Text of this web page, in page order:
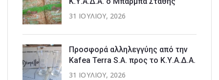
31 ΙΟΥΛΊΟΥ, 2026
Προσφορά αλληλεγγύης από την
Kafea Terra S.A. προς το Κ.Υ.Α.Δ.Α.
31 ΙΟΥΛΊΟΥ, 2026